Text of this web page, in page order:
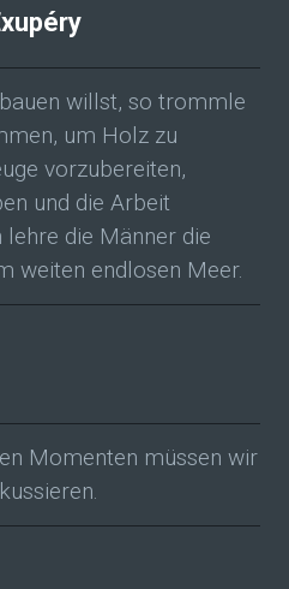
willst, so trommle
um Holz zu
vorzubereiten,
und die Arbeit
lehre die Männer die
weiten endlosen Meer.
Momenten müssen wir